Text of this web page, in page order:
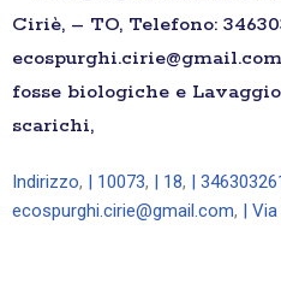
Ciriè, – TO, Telefono:
fosse biologiche e
scarichi,
Indirizzo, | 10073, | 18, |
ecospurghi.cirie@gmail.com, |